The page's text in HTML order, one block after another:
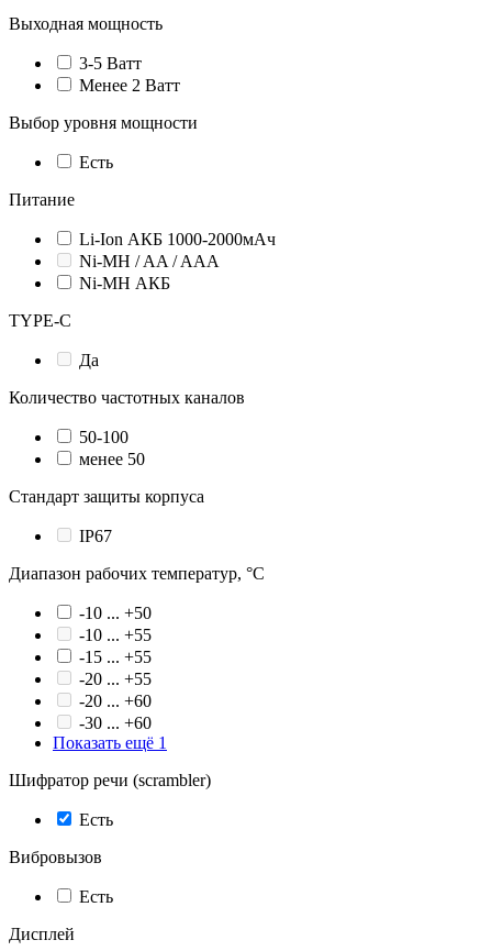
Выходная мощность
3-5 Ватт
Менее 2 Ватт
Выбор уровня мощности
Есть
Питание
Li-Ion АКБ 1000-2000мАч
Ni-MH / AA / AAA
Ni-MH АКБ
TYPE-C
Да
Количество частотных каналов
50-100
менее 50
Стандарт защиты корпуса
IP67
Диапазон рабочих температур, °С
-10 ... +50
-10 ... +55
-15 ... +55
-20 ... +55
-20 ... +60
-30 ... +60
Показать ещё 1
Шифратор речи (scrambler)
Есть
Вибровызов
Есть
Дисплей